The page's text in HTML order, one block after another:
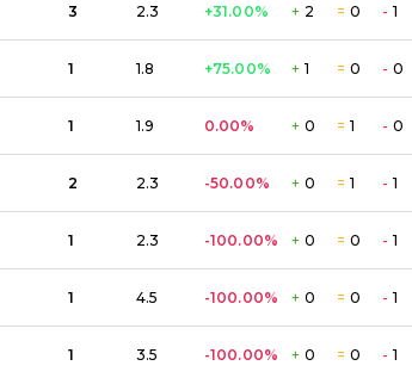
3 2.3 +31.00% + 2 = 0 - 1
1 1.8 +75.00% + 1 = 0 - 0
1 1.9 0.00% + 0 = 1 - 0
2 2.3 -50.00% + 0 = 1 - 1
1 2.3 -100.00% + 0 = 0 - 1
1 4.5 -100.00% + 0 = 0 - 1
1 3.5 -100.00% + 0 = 0 - 1